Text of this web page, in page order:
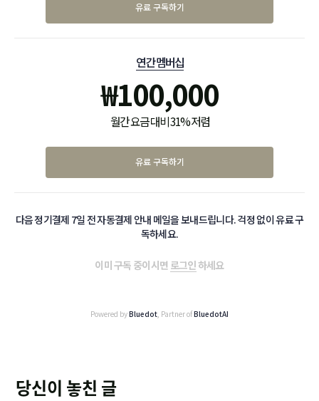
유료 구독하기
연간 멤버십
₩100,000
월간 요금 대비 31% 저렴
유료 구독하기
다음 정기결제 7일 전 자동결제 안내 메일을 보내드립니다. 걱정 없이 유료 구
독하세요.
이미 구독 중이시면 로그인하세요
Powered byBluedot, Partner ofBluedotAI
당신이 놓친 글